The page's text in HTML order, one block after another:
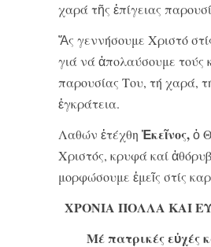
χαρά τῆς ἐπίγειας
Ἄς γεννήσουμε Χριστό
γιά νά ἀπολαύσουμε τούς
παρουσίας Του, τή χαρά,
ἐγκράτεια.
Λαθών ἐτέχθη Ἐκεῖνος,ὁ
Χριστός, κρυφά καί
μορφώσουμε ἐμεῖς στίς
ΧΡΟΝΙΑ ΠΟΛΛΑ ΚΑΙ
Μέ πατρικές εὐχές